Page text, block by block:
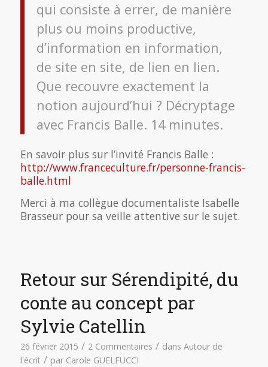
qui consiste à errer, de manière
plus ou moins productive,
d’information en information,
de site en site, de lien en lien.
Que recouvre exactement la
notion aujourd’hui ? Décryptage
avec Francis Balle. 14 minutes.
En savoir plus sur l’invité Francis Balle :
http://www.franceculture.fr/personne-francis-
balle.html
Merci à ma collègue documentaliste Isabelle
Brasseur pour sa veille attentive sur le sujet.
Retour sur Sérendipité, du
conte au concept par
Sylvie Catellin
26 février 2015 / 2 Commentaires / dans Autour de
l'écrit / par Carole GUELFUCCI